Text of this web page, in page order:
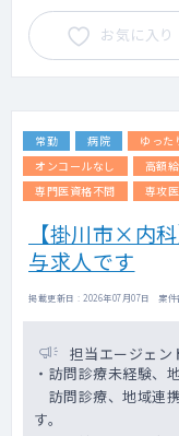
お気に入り
常勤 病院 ゆった
オンコールなし
高額
専門医資格不問
専攻
【掛川市×内
与求人です
掲載更新日 : 2026年07月07日 案件
担当エージェン
・訪問診療未経験、
訪問診療、地域連
す。